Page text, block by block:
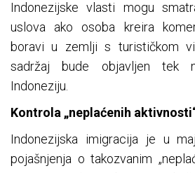
Indonezijske vlasti mogu
uslova ako osoba kreira
boravi u zemlji s turističkom
sadržaj bude objavljen tek
Indoneziju.
Kontrola „neplaćenih
Indonezijska imigracija je u
pojašnjenja o takozvanim